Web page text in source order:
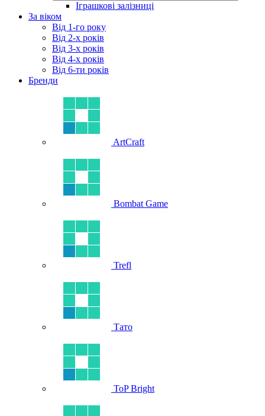
Іграшкові залізниці
За віком
Від 1-го року
Від 2-х років
Від 3-х років
Від 4-х років
Від 6-ти років
Бренди
ArtCraft
Bombat Game
Trefl
Тато
ToP Bright